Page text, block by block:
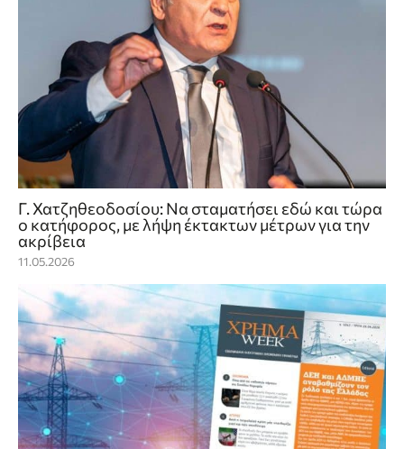
Γ. Χατζηθεοδοσίου: Να σταματήσει εδώ και τώρα
ο κατήφορος, με λήψη έκτακτων μέτρων για την
ακρίβεια
11.05.2026